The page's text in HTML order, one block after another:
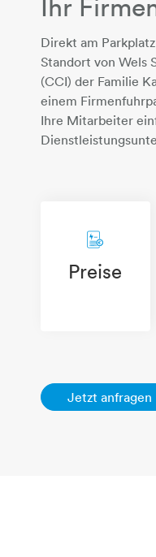
Ihr
Direkt am
Standort von Wels
(CCI) der Familie
einem
Ihre Mitarbeiter
Preise
Jetzt anfragen